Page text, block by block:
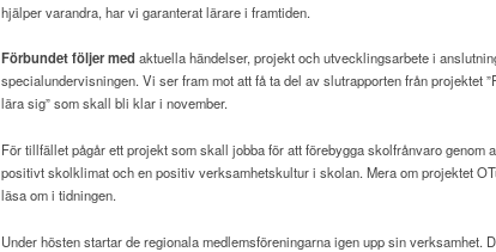
hjälper varandra, har vi garanterat lärare i framtiden.
Förbundet följer med aktuella händelser, projekt och utvecklingsarbete i
specialundervisningen. Vi ser fram mot att få ta del av slutrapporten från projektet
lära sig” som skall bli klar i november.
För tillfället pågår ett projekt som skall jobba för att förebygga skolfrånvaro genom
positivt skolklimat och en positiv verksamhetskultur i skolan. Mera om projektet
läsa om i tidningen.
Under hösten startar de regionala medlemsföreningarna igen upp sin verksamhet.